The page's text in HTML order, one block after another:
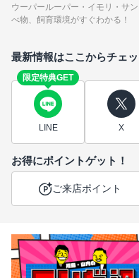
ウーパールーパー・イモリ・サ
べ物、飼育環境がすぐわかる！
最新情報はここからチェッ
限定特典GET
LINE X
お得にポイントゲット！
ご来店ポイント